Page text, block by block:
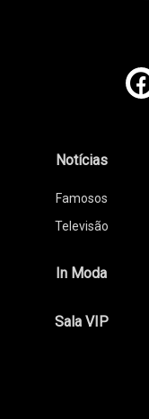
Notícias
Famosos
Televisão
In Moda
Sala VIP